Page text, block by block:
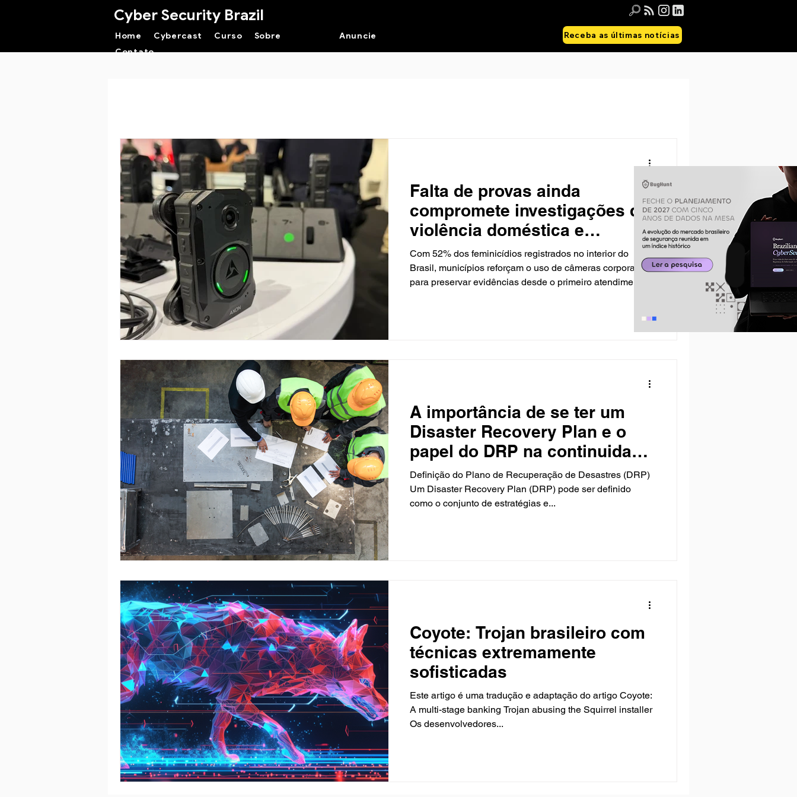
Cyber Security Brazil
Receba as últimas notícias
Anuncie
Home Cybercast Curso
Sobre
Contato
Falta de provas ainda
compromete investigações de
violência doméstica e
impulsiona uso de bodycams
no país
Com 52% dos feminicídios registrados no interior do
Brasil, municípios reforçam o uso de câmeras corporais
para preservar evidências desde o primeiro atendimento e
A importância de se ter um
Disaster Recovery Plan e o
papel do DRP na continuidade
dos negócios
Definição do Plano de Recuperação de Desastres (DRP)
Um Disaster Recovery Plan (DRP) pode ser definido
como o conjunto de estratégias e...
Coyote: Trojan brasileiro com
técnicas extremamente
sofisticadas
Este artigo é uma tradução e adaptação do artigo Coyote:
A multi-stage banking Trojan abusing the Squirrel installer
Os desenvolvedores...